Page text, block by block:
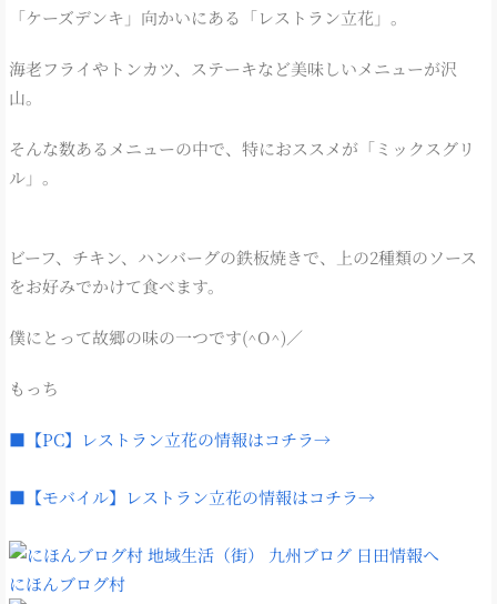
「ケーズデンキ」向かいにある「レストラン立花」。
海老フライやトンカツ、ステーキなど美味しいメニューが沢
山。
そんな数あるメニューの中で、特におススメが「ミックスグリ
ル」。
ビーフ、チキン、ハンバーグの鉄板焼きで、上の2種類のソース
をお好みでかけて食べます。
僕にとって故郷の味の一つです(^O^)／
もっち
■【PC】レストラン立花の情報はコチラ→
■【モバイル】レストラン立花の情報はコチラ→
にほんブログ村